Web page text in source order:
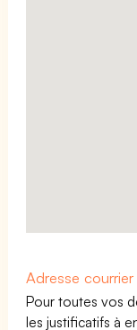
Adresse
Pour toutes vos
les justificatifs à